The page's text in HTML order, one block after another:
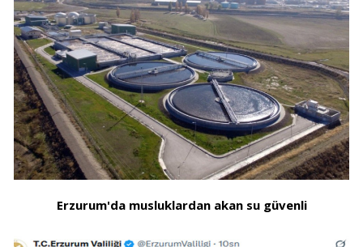
Erzurum'da musluklardan akan su güvenli